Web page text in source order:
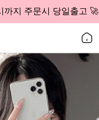
까지 주문시 당일출고 🚀